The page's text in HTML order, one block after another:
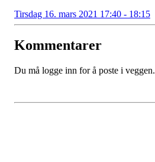
Tirsdag 16. mars 2021 17:40 - 18:15
Kommentarer
Du må logge inn for å poste i veggen.